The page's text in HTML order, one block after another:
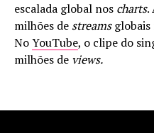
escalada global nos charts.
milhões de streamsglobais
NoYouTube, o clipe do
milhões de views.